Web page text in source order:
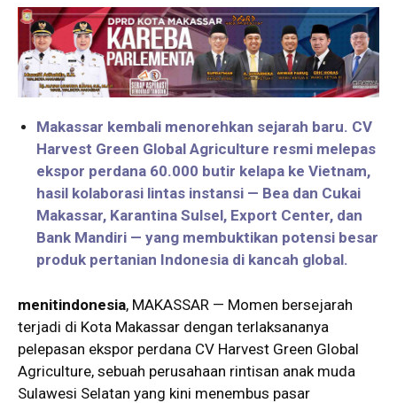
Makassar kembali menorehkan sejarah baru. CV
Harvest Green Global Agriculture resmi melepas
ekspor perdana 60.000 butir kelapa ke Vietnam,
hasil kolaborasi lintas instansi — Bea dan Cukai
Makassar, Karantina Sulsel, Export Center, dan
Bank Mandiri — yang membuktikan potensi besar
produk pertanian Indonesia di kancah global.
menitindonesia, MAKASSAR — Momen bersejarah
terjadi di Kota Makassar dengan terlaksananya
pelepasan ekspor perdana CV Harvest Green Global
Agriculture, sebuah perusahaan rintisan anak muda
Sulawesi Selatan yang kini menembus pasar